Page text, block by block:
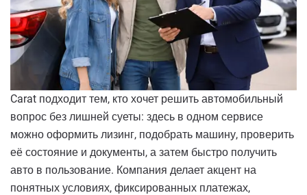
Carat подходит тем, кто хочет решить автомобильный
вопрос без лишней суеты: здесь в одном сервисе
можно оформить лизинг, подобрать машину, проверить
её состояние и документы, а затем быстро получить
авто в пользование. Компания делает акцент на
понятных условиях, фиксированных платежах,